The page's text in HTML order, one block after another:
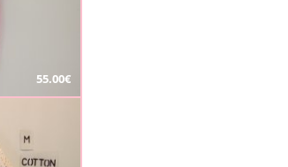
55.00€